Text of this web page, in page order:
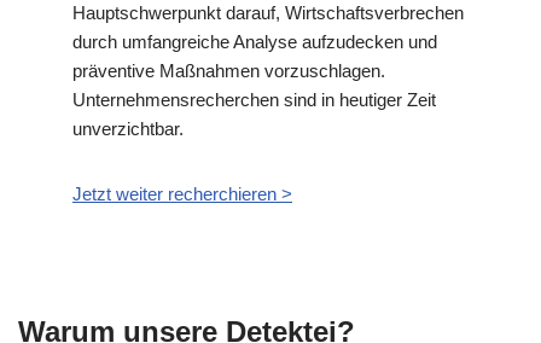
Hauptschwerpunkt darauf, Wirtschaftsverbrechen
durch umfangreiche Analyse aufzudecken und
präventive Maßnahmen vorzuschlagen.
Unternehmensrecherchen sind in heutiger Zeit
unverzichtbar.
Jetzt weiter recherchieren >
Warum unsere Detektei?